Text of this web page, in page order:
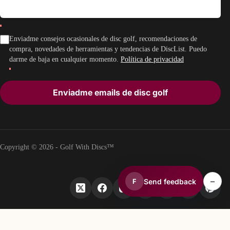
Enviadme consejos ocasionales de disc golf, recomendaciones de
compra, novedades de herramientas y tendencias de DiscList. Puedo
darme de baja en cualquier momento. Política de privacidad
Enviadme emails de disc golf
Copyright © 2026 - Golf With Discs™
F Send feedback –